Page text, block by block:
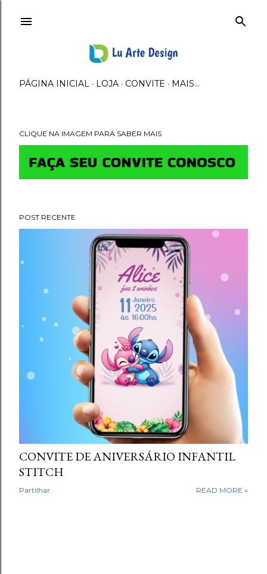
PÁGINA INICIAL LOJA CONVITE MAIS…
M
e
s
g
n
CLIQUE NA IMAGEM PARA SABER MAIS
POST RECENTE
CONVITE DE ANIVERSÁRIO INFANTIL
STITCH
Partilhar READ MORE »